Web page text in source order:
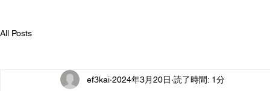
All Posts
ef3kai 2024年3月20日 読了時間: 1分